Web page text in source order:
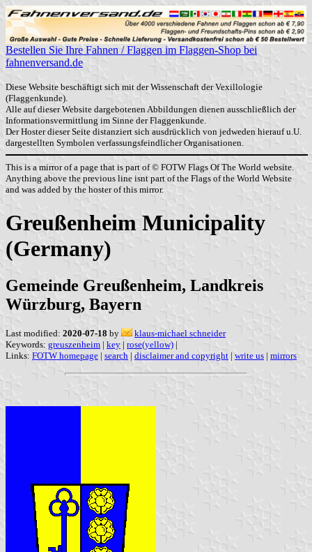
Bestellen Sie Ihre Fahnen / Flaggen im Flaggen-Shop bei
fahnenversand.de
Diese Website beschäftigt sich mit der Wissenschaft der Vexillologie
(Flaggenkunde).
Alle auf dieser Website dargebotenen Abbildungen dienen ausschließlich der
Informationsvermittlung im Sinne der Flaggenkunde.
Der Hoster dieser Seite distanziert sich ausdrücklich von jedweden hierauf u.U.
dargestellten Symbolen verfassungsfeindlicher Organisationen.
This is a mirror of a page that is part of © FOTW Flags Of The World website.
Anything above the previous line isnt part of the Flags of the World Website
and was added by the hoster of this mirror.
Greußenheim Municipality
(Germany)
Gemeinde Greußenheim, Landkreis
Würzburg, Bayern
Last modified: 2020-07-18 by
klaus-michael schneider
Keywords: greuszenheim | key | rose(yellow) |
Links: FOTW homepage | search | disclaimer and copyright | write us | mirrors